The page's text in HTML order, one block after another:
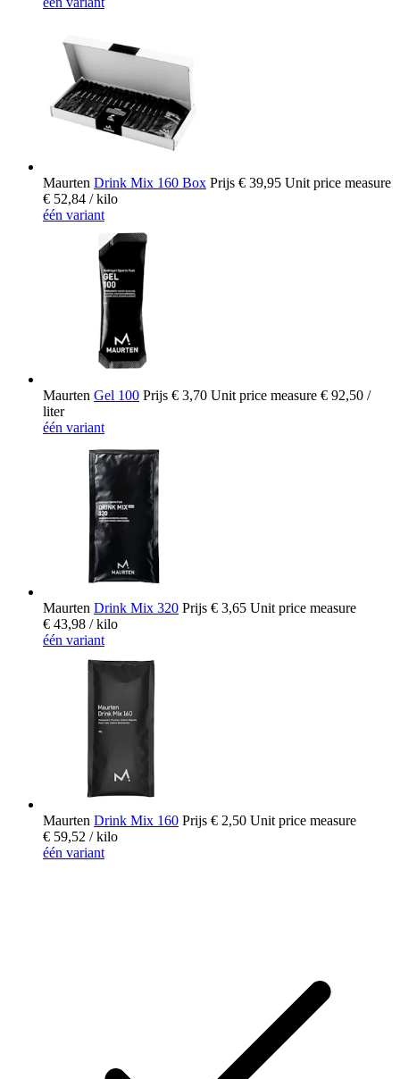
Maurten Drink Mix 160 Box Prijs € 39,95 Unit price measure
€ 52,84 / kilo
één variant
Maurten Gel 100 Prijs € 3,70 Unit price measure € 92,50 /
liter
één variant
Maurten Drink Mix 320 Prijs € 3,65 Unit price measure
€ 43,98 / kilo
één variant
Maurten Drink Mix 160 Prijs € 2,50 Unit price measure
€ 59,52 / kilo
één variant